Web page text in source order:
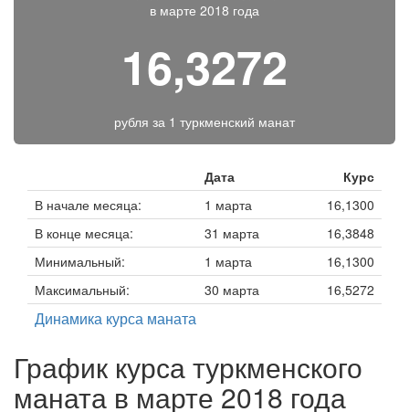
в марте 2018 года
16,3272
рубля за 1 туркменский манат
Дата
Курс
В начале месяца:
1 марта
16,1300
В конце месяца:
31 марта
16,3848
Минимальный:
1 марта
16,1300
Максимальный:
30 марта 16,5272
Динамика курса маната
График курса туркменского
маната в марте 2018 года